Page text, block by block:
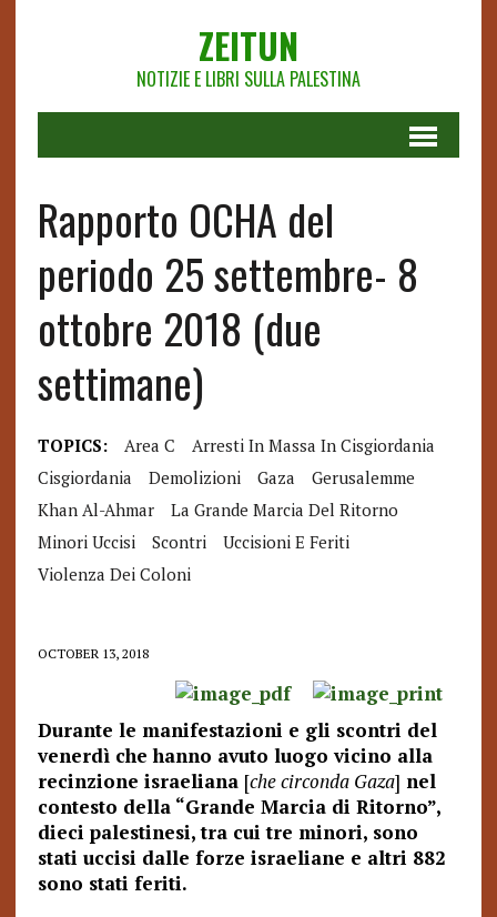
ZEITUN
NOTIZIE E LIBRI SULLA PALESTINA
Rapporto OCHA del
periodo 25 settembre- 8
ottobre 2018 (due
settimane)
TOPICS: Area C
Arresti In Massa In Cisgiordania
Cisgiordania
Demolizioni Gaza
Gerusalemme
Khan Al-Ahmar
La Grande Marcia Del Ritorno
Minori Uccisi
Scontri
Uccisioni E Feriti
Violenza Dei Coloni
OCTOBER 13, 2018
Durante le manifestazioni e gli scontri del
venerdì che hanno avuto luogo vicino alla
recinzione israeliana [che circonda Gaza] nel
contesto della “Grande Marcia di Ritorno”,
dieci palestinesi, tra cui tre minori, sono
stati uccisi dalle forze israeliane e altri 882
sono stati feriti.